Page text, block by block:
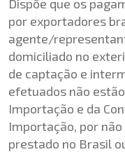
Dispõe que os
por exportadores
agente/
domiciliado no
de captação e
efetuados não
Importação e da
Importação, por
prestado no Brasil